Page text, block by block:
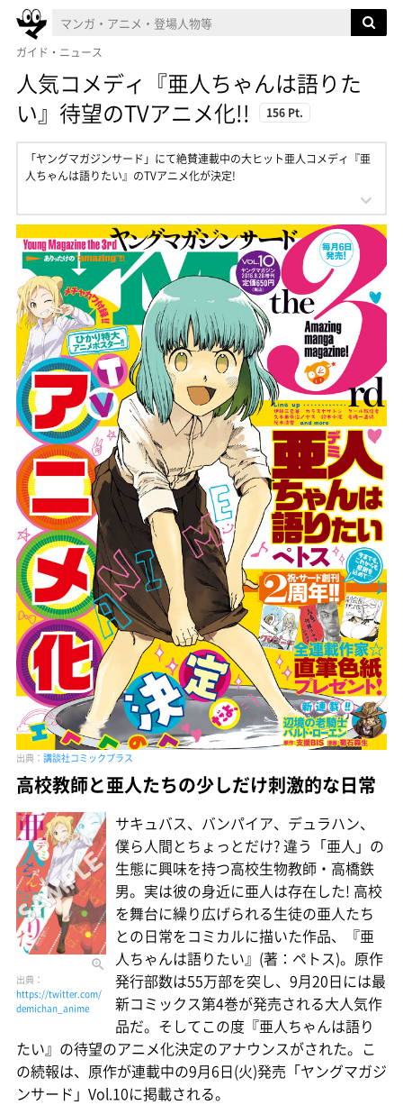
ガイド・ニュース
人気コメディ『亜人ちゃんは語りた
い』待望のTVアニメ化!!
156 Pt.
「ヤングマガジンサード」にて絶賛連載中の大ヒット亜人コメディ『亜
人ちゃんは語りたい』のTVアニメ化が決定!
出典： 講談社コミックプラス
高校教師と亜人たちの少しだけ刺激的な日常
出典：
https://twitter.com/
demichan_anime
サキュバス、バンパイア、デュラハン、
僕ら人間とちょっとだけ? 違う「亜人」の
生態に興味を持つ高校生物教師・高橋鉄
男。実は彼の身近に亜人は存在した! 高校
を舞台に繰り広げられる生徒の亜人たち
との日常をコミカルに描いた作品、『亜
人ちゃんは語りたい』(著：ペトス)。原作
発行部数は55万部を突し、9月20日には最
新コミックス第4巻が発売される大人気作
品だ。そしてこの度『亜人ちゃんは語り
たい』の待望のアニメ化決定のアナウンスがされた。こ
の続報は、原作が連載中の9月6日(火)発売「ヤングマガジ
ンサード」Vol.10に掲載される。